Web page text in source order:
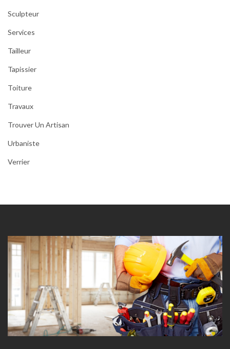
Sculpteur
Services
Tailleur
Tapissier
Toiture
Travaux
Trouver Un Artisan
Urbaniste
Verrier